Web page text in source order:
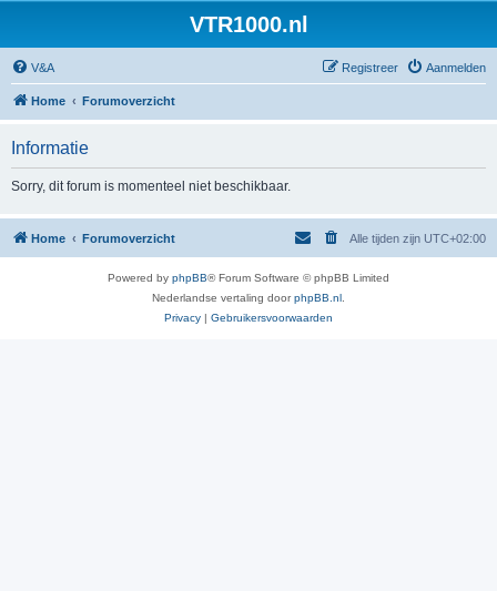
VTR1000.nl
V&A Aanmelden
Registreer
Home Forumoverzicht
Informatie
Sorry, dit forum is momenteel niet beschikbaar.
Home Forumoverzicht Alle tijden zijn UTC+02:00
Powered by phpBB® Forum Software © phpBB Limited
Nederlandse vertaling doorphpBB.nl
Privacy | Gebruikersvoorwaarden